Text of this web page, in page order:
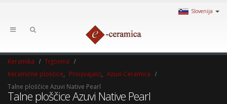
Slovenija
Keramika
Trgovina
Keramične ploščice
Proizvajalci
Azuvi Ceramica
Talne ploščice Azuvi Native Pearl
Talne ploščice Azuvi Native Pearl